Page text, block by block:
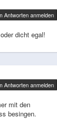
dicht egal!
Antworten anmelden
mit den
besingen.
Antworten anmelden